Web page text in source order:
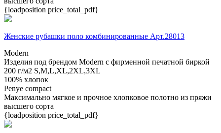
{loadposition price_total_pdf}
Женские рубашки поло комбинированные Арт.28013
Modern
Изделия под брендом Modern с фирменной печатной биркой
200 г/м2 S,M,L,XL,2XL,3XL
100% хлопок
Penye compact
Максимально мягкое и прочное хлопковое полотно из пряжи
высшего сорта
{loadposition price_total_pdf}